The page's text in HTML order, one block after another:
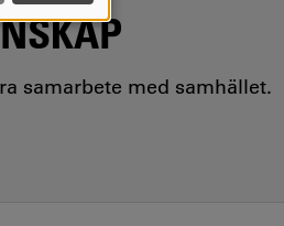
samarbete med samhället.